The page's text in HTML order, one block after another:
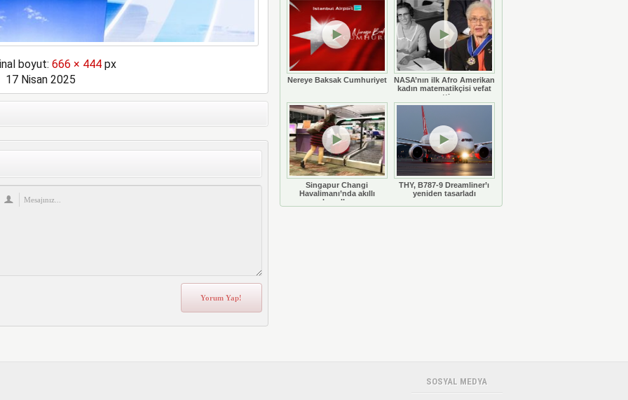
boyut: 666 × 444px
17 Nisan 2025
Nereye Baksak Cumhuriyet
NASA’nın ilk Afro Amerikan
kadın matematikçisi vefat
etti
Singapur Changi
Havalimanı’nda akıllı
bavullar
THY, B787-9 Dreamliner’ı
yeniden tasarladı
SOSYAL MEDYA